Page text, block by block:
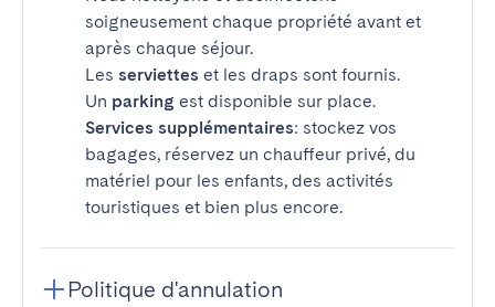
soigneusement chaque propriété avant et
après chaque séjour.
Les serviettes et les draps sont fournis.
Un parking est disponible sur place.
Services supplémentaires: stockez vos
bagages, réservez un chauffeur privé, du
matériel pour les enfants, des activités
touristiques et bien plus encore.
Politique d'annulation